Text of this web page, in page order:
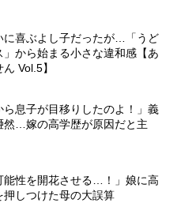
に喜ぶよし子だったが…「うど
から始まる小さな違和感【あ
Vol.5】
ら息子が目移りしたのよ！」義
然…嫁の高学歴が原因だと主
能性を開花させる…！」娘に高
しつけた母の大誤算